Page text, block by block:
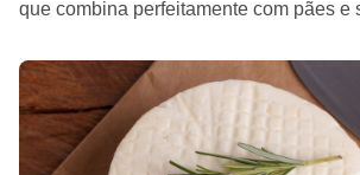
que combina perfeitamente com pães e